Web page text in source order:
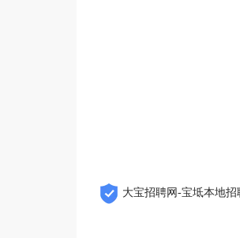
大宝招聘网-宝坻本地